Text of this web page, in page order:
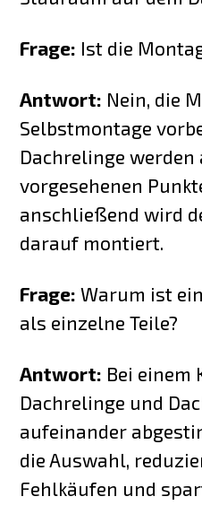
Frage: Ist die
Antwort: Nein, die
Selbstmontage
Dachrelinge werden
vorgesehenen
anschließend wird
darauf montiert.
Frage: Warum ist
als einzelne Teile?
Antwort: Bei einem
Dachrelinge und
aufeinander
die Auswahl,
Fehlkäufen und